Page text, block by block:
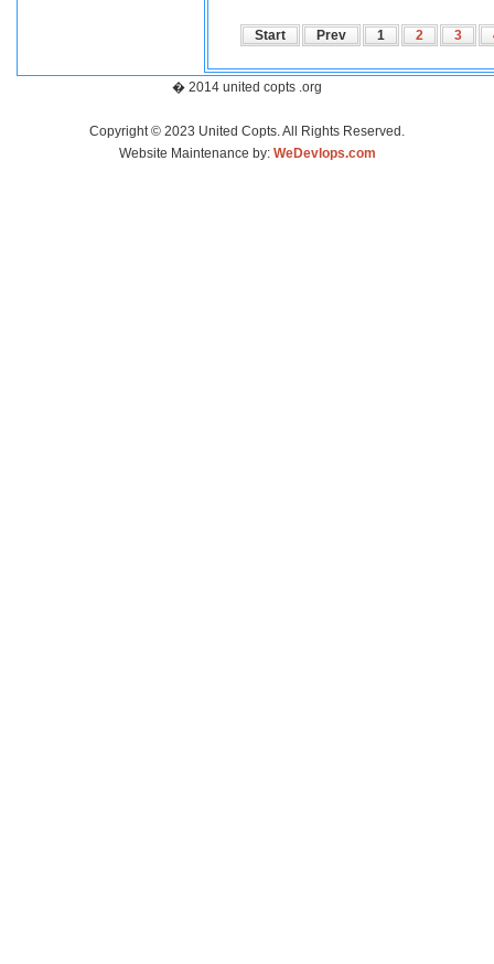
Start Prev 1 2 3
� 2014 united copts .org
Copyright © 2023 United Copts. All Rights Reserved.
Website Maintenance by: WeDevlops.com